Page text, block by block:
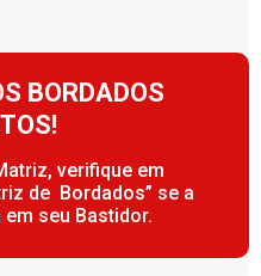
BORDADOS
verifique em
de Bordados” se a
seu Bastidor.